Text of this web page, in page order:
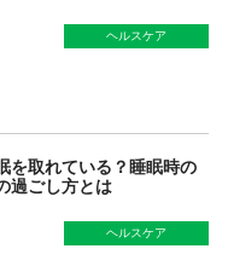
ヘルスケア
を取れている？睡眠時の
過ごし方とは
ヘルスケア